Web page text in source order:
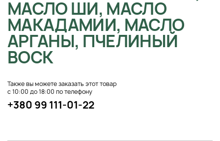
МАСЛО ШИ, МАСЛО
МАКАДАМИИ, МАСЛО
АРГАНЫ, ПЧЕЛИНЫЙ
ВОСК
Также вы можете заказать этот товар
с 10:00 до 18:00 по телефону
+380 99 111-01-22